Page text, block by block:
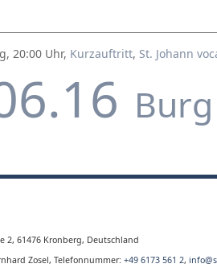
20:00 Uhr, Kurzauftritt, St. Johann
2, 61476 Kronberg, Deutschland
Zosel, Telefonnummer: +49 6173 561 2,